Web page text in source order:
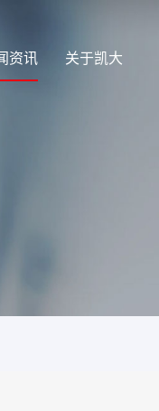
资讯 关于凯大